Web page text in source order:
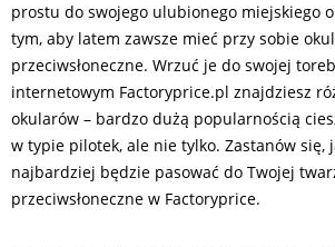
prostu do swojego ulubionego miejskiego
tym, aby latem zawsze mieć przy sobie
przeciwsłoneczne. Wrzuć je do swojej
internetowym Factoryprice.pl znajdziesz
okularów – bardzo dużą popularnością
w typie pilotek, ale nie tylko. Zastanów się,
najbardziej będzie pasować do Twojej
przeciwsłoneczne w Factoryprice.